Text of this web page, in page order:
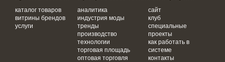
каталог товаров
витрины брендов
услуги
аналитика
индустрия моды
тренды
производство
технологии
торговая площадь
оптовая торговля
сайт
клуб
специальные
проекты
как работать в
системе
контакты